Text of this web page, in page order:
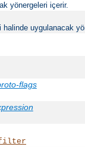
yönergeleri içerir.
uygulanacak
flags